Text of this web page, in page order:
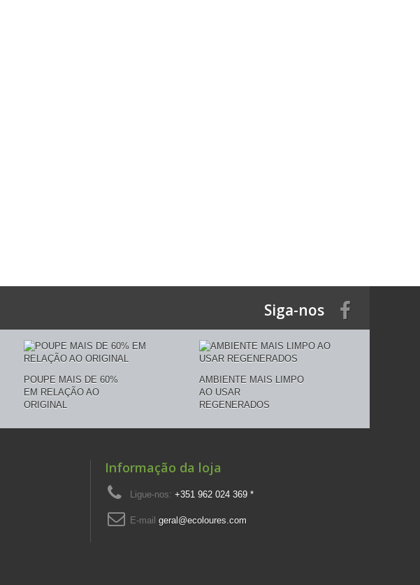
Siga-nos
POUPE MAIS DE 60%
EM RELAÇÃO AO
ORIGINAL
AMBIENTE MAIS LIMPO
AO USAR
REGENERADOS
Informação da loja
Ligue-nos: +351 962 024 369 *
E-mail geral@ecoloures.com